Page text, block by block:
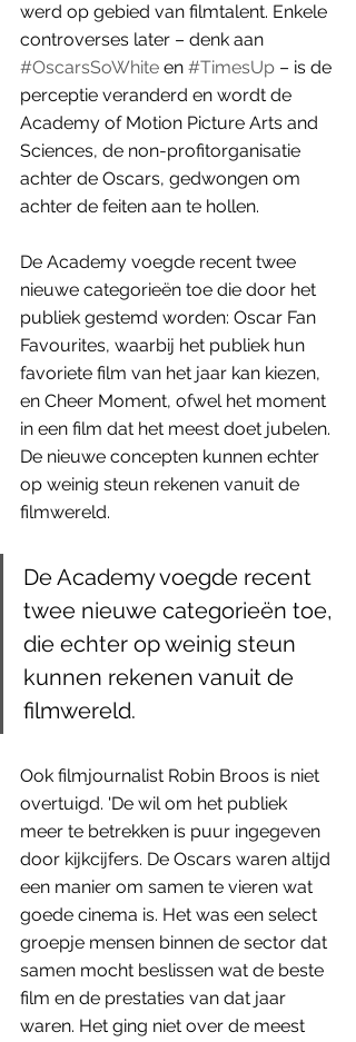
werd op gebied van filmtalent. Enkele
controverses later – denk aan
#OscarsSoWhite en #TimesUp – is de
perceptie veranderd en wordt de
Academy of Motion Picture Arts and
Sciences, de non-profitorganisatie
achter de Oscars, gedwongen om
achter de feiten aan te hollen.
De Academy voegde recent twee
nieuwe categorieën toe die door het
publiek gestemd worden: Oscar Fan
Favourites, waarbij het publiek hun
favoriete film van het jaar kan kiezen,
en Cheer Moment, ofwel het moment
in een film dat het meest doet jubelen.
De nieuwe concepten kunnen echter
op weinig steun rekenen vanuit de
filmwereld.
De Academy voegde recent
twee nieuwe categorieën toe,
die echter op weinig steun
kunnen rekenen vanuit de
filmwereld.
Ook filmjournalist Robin Broos is niet
overtuigd. 'De wil om het publiek
meer te betrekken is puur ingegeven
door kijkcijfers. De Oscars waren altijd
een manier om samen te vieren wat
goede cinema is. Het was een select
groepje mensen binnen de sector dat
samen mocht beslissen wat de beste
film en de prestaties van dat jaar
waren. Het ging niet over de meest